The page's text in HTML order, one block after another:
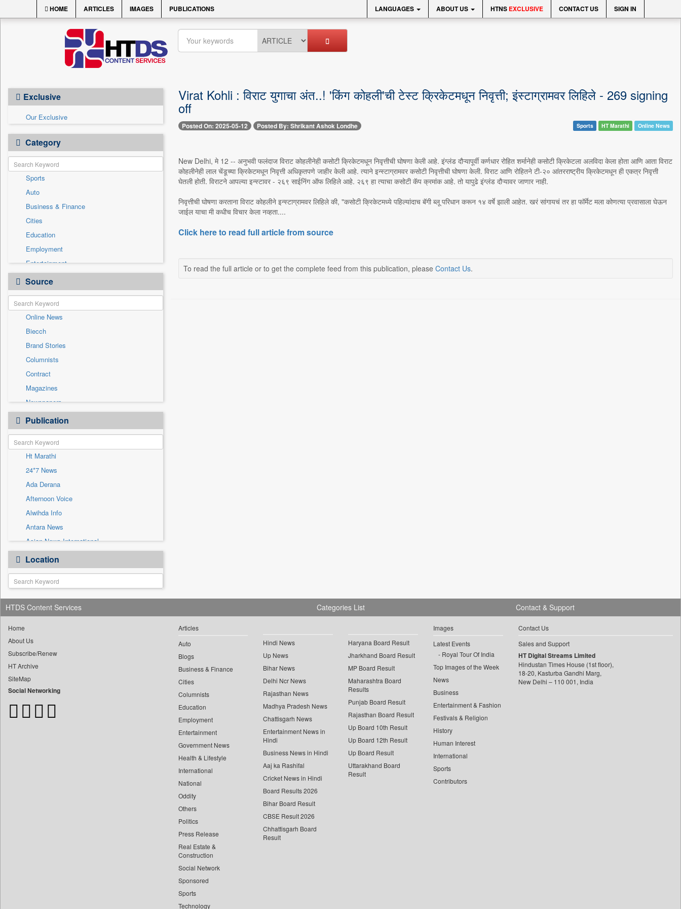
HOME ARTICLES IMAGES PUBLICATIONS LANGUAGES ABOUT US HTNS EXCLUSIVE CONTACT US SIGN IN
Exclusive
Our Exclusive
Category
Sports
Auto
Business & Finance
Cities
Education
Employment
Entertainment
General News
Government News
Health & Lifestyle
International
National
Others
Politics
Press Release
Real Estate & Construction
Technology
Travel
Source
Online News
Biecch
Brand Stories
Columnists
Contract
Magazines
Newspapers
Newswire
Patentwipo
Press Release
Sec
Solicitation
Publication
Ht Marathi
24*7 News
Ada Derana
Afternoon Voice
Alwihda Info
Antara News
Asian News International
Astro Devam
Australian Government News
Autox
Bis Research
Bana Africa Gossips
Bang Gaming
Bang Showbiz
Bang Tech
Bangladesh Business News
Location
Virat Kohli : विराट युगाचा अंत..! 'किंग कोहली'ची टेस्ट क्रिकेटमधून निवृत्ती; इंस्टाग्रामवर लिहिले - 269 signing
off
Posted On: 2025-05-12 Posted By: Shrikant Ashok Londhe Sports HT Marathi Online News
New Delhi, मे 12 -- अनुभवी फलंदाज विराट कोहलीनेही कसोटी क्रिकेटमधून निवृत्तीची घोषणा केली आहे. इंग्लंड दौऱ्यापूर्वी कर्णधार रोहित शर्मानेही कसोटी क्रिकेटला अलविदा केला होता आणि आता विराट
कोहलीनेही लाल चेंडूच्या क्रिकेटमधून निवृत्ती अधिकृतपणे जाहीर केली आहे. त्याने इन्स्टाग्रामवर कसोटी निवृत्तीची घोषणा केली. विराट आणि रोहितने टी-२० आंतरराष्ट्रीय क्रिकेटमधून ही एकत्र निवृत्ती
घेतली होती. विराटने आपल्या इन्स्टावर - २६९ साईनिंग ऑफ लिहिले आहे. २६९ हा त्याचा कसोटी कॅप क्रमांक आहे. तो यापुढे इंग्लंड दौऱ्यावर जाणार नाही.
निवृत्तीची घोषणा करताना विराट कोहलीने इन्स्टाग्रामवर लिहिले की, "कसोटी क्रिकेटमध्ये पहिल्यांदाच बॅगी ब्लू परिधान करून १४ वर्षे झाली आहेत. खरं सांगायचं तर हा फॉर्मेट मला कोणत्या प्रवासाला घेऊन
जाईल याचा मी कधीच विचार केला नव्हता....
Click here to read full article from source
To read the full article or to get the complete feed from this publication, please Contact Us.
HTDS Content Services
Home
About Us
Subscribe/Renew
HT Archive
SiteMap
Social Networking
Categories List
Articles
Auto
Blogs
Business & Finance
Cities
Columnists
Education
Employment
Entertainment
Government News
Health & Lifestyle
International
National
Oddity
Others
Politics
Press Release
Real Estate &
Construction
Social Network
Sponsored
Sports
Technology
Hindi News
Up News
Bihar News
Delhi Ncr News
Rajasthan News
Madhya Pradesh News
Chattisgarh News
Entertainment News in
Hindi
Business News in Hindi
Aaj ka Rashifal
Cricket News in Hindi
Board Results 2026
Bihar Board Result
CBSE Result 2026
Chhattisgarh Board
Result
Haryana Board Result
Jharkhand Board Result
MP Board Result
Maharashtra Board
Results
Punjab Board Result
Rajasthan Board Result
Up Board 10th Result
Up Board 12th Result
Up Board Result
Uttarakhand Board
Result
Images
Latest Events
Royal Tour Of India
Top Images of the Week
News
Business
Entertainment & Fashion
Festivals & Religion
History
Human Interest
International
Sports
Contributors
Contact & Support
Contact Us
Sales and Support
HT Digital Streams Limited
Hindustan Times House (1st floor),
18-20, Kasturba Gandhi Marg,
New Delhi – 110 001, India